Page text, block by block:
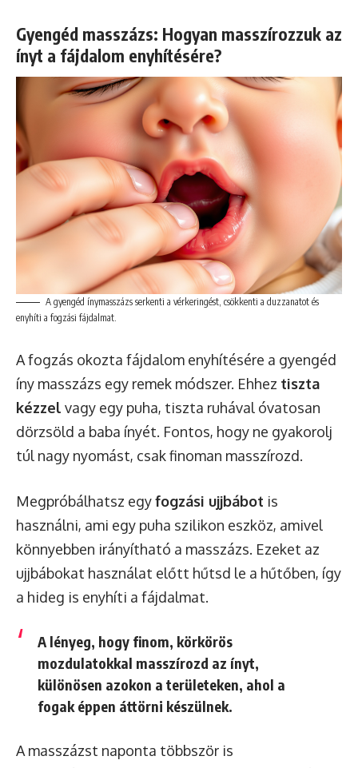
Gyengéd masszázs: Hogyan masszírozzuk az
ínyt a fájdalom enyhítésére?
A gyengéd ínymasszázs serkenti a vérkeringést, csökkenti a duzzanatot és
enyhíti a fogzási fájdalmat.
A fogzás okozta fájdalom enyhítésére a gyengéd
íny masszázs egy remek módszer. Ehhez tiszta
kézzel vagy egy puha, tiszta ruhával óvatosan
dörzsöld a baba ínyét. Fontos, hogy ne gyakorolj
túl nagy nyomást, csak finoman masszírozd.
Megpróbálhatsz egyfogzási ujjbábot is
használni, ami egy puha szilikon eszköz, amivel
könnyebben irányítható a masszázs. Ezeket az
ujjbábokat használat előtt hűtsd le a hűtőben, így
a hideg is enyhíti a fájdalmat.
A lényeg, hogy finom, körkörös
mozdulatokkal masszírozd az ínyt,
különösen azokon a területeken, ahol a
fogak éppen áttörni készülnek.
A masszázst naponta többször is